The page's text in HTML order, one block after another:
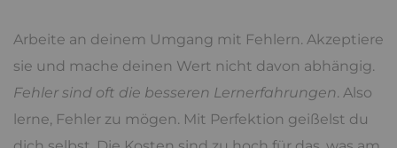
Arbeite an deinem Umgang mit Fehlern. Akzeptiere
sie und mache deinen Wert nicht davon abhängig.
Fehler sind oft die besseren Lernerfahrungen. Also
lerne, Fehler zu mögen. Mit Perfektion geißelst du